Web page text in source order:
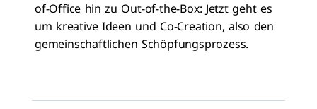
of-Office hin zu Out-of-the-Box: Jetzt geht es
um kreative Ideen und Co-Creation, also den
gemeinschaftlichen Schöpfungsprozess.